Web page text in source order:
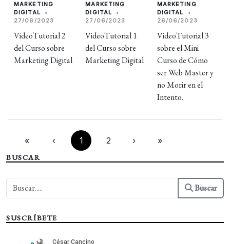
MARKETING
DIGITAL
•
27/06/2023
VideoTutorial 2
del Curso sobre
Marketing Digital
MARKETING
DIGITAL
•
27/06/2023
VideoTutorial 1
del Curso sobre
Marketing Digital
MARKETING
DIGITAL
•
26/06/2023
VideoTutorial 3
sobre el Mini
Curso de Cómo
ser Web Master y
no Morir en el
Intento.
« ‹ 1 2 › »
BUSCAR
Buscar
SUSCRÍBETE